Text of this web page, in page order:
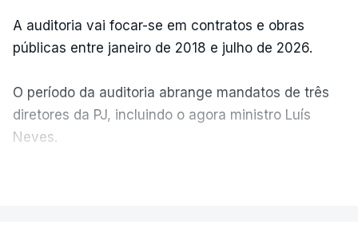
A auditoria vai focar-se em contratos e obras
públicas entre janeiro de 2018 e julho de 2026.
O período da auditoria abrange mandatos de três
diretores da PJ, incluindo o agora ministro Luís
Neves.